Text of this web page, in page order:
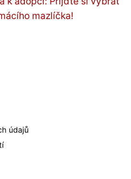
mazlíčka!
údajů